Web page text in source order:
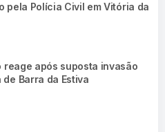
pela Polícia Civil em Vitória da
reage após suposta invasão
de Barra da Estiva